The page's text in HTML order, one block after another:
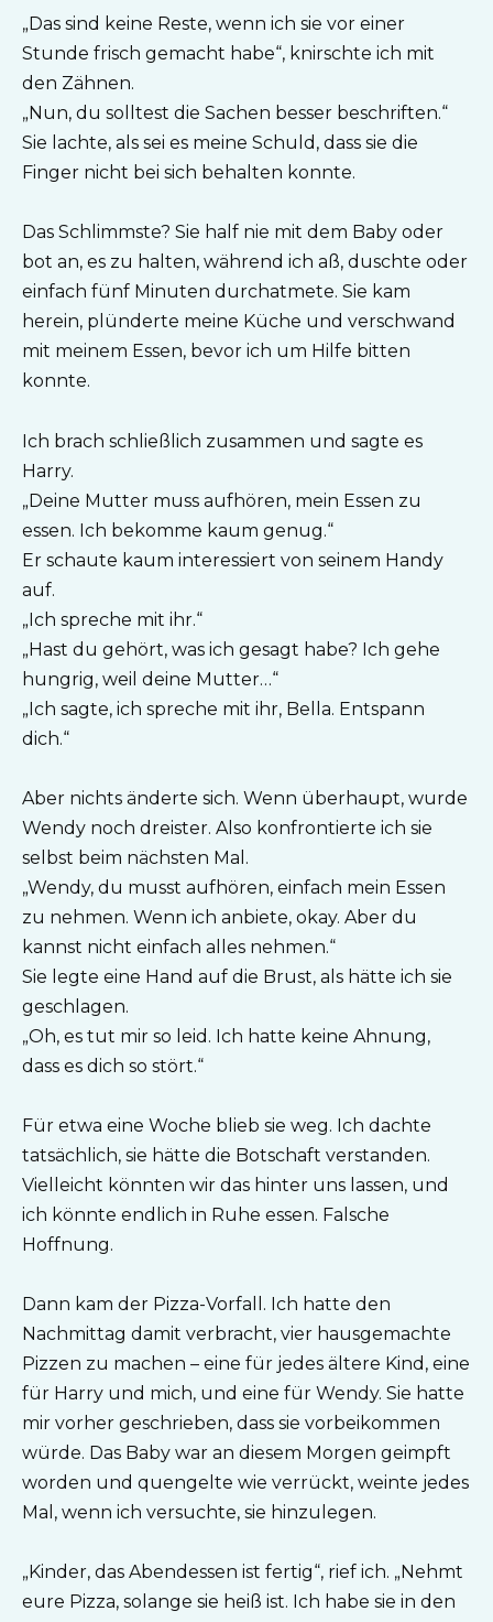
„Das sind keine Reste, wenn ich sie vor einer
Stunde frisch gemacht habe“, knirschte ich mit
den Zähnen.
„Nun, du solltest die Sachen besser beschriften.“
Sie lachte, als sei es meine Schuld, dass sie die
Finger nicht bei sich behalten konnte.
Das Schlimmste? Sie half nie mit dem Baby oder
bot an, es zu halten, während ich aß, duschte oder
einfach fünf Minuten durchatmete. Sie kam
herein, plünderte meine Küche und verschwand
mit meinem Essen, bevor ich um Hilfe bitten
konnte.
Ich brach schließlich zusammen und sagte es
Harry.
„Deine Mutter muss aufhören, mein Essen zu
essen. Ich bekomme kaum genug.“
Er schaute kaum interessiert von seinem Handy
auf.
„Ich spreche mit ihr.“
„Hast du gehört, was ich gesagt habe? Ich gehe
hungrig, weil deine Mutter…“
„Ich sagte, ich spreche mit ihr, Bella. Entspann
dich.“
Aber nichts änderte sich. Wenn überhaupt, wurde
Wendy noch dreister. Also konfrontierte ich sie
selbst beim nächsten Mal.
„Wendy, du musst aufhören, einfach mein Essen
zu nehmen. Wenn ich anbiete, okay. Aber du
kannst nicht einfach alles nehmen.“
Sie legte eine Hand auf die Brust, als hätte ich sie
geschlagen.
„Oh, es tut mir so leid. Ich hatte keine Ahnung,
dass es dich so stört.“
Für etwa eine Woche blieb sie weg. Ich dachte
tatsächlich, sie hätte die Botschaft verstanden.
Vielleicht könnten wir das hinter uns lassen, und
ich könnte endlich in Ruhe essen. Falsche
Hoffnung.
Dann kam der Pizza-Vorfall. Ich hatte den
Nachmittag damit verbracht, vier hausgemachte
Pizzen zu machen – eine für jedes ältere Kind, eine
für Harry und mich, und eine für Wendy. Sie hatte
mir vorher geschrieben, dass sie vorbeikommen
würde. Das Baby war an diesem Morgen geimpft
worden und quengelte wie verrückt, weinte jedes
Mal, wenn ich versuchte, sie hinzulegen.
„Kinder, das Abendessen ist fertig“, rief ich. „Nehmt
eure Pizza, solange sie heiß ist. Ich habe sie in den